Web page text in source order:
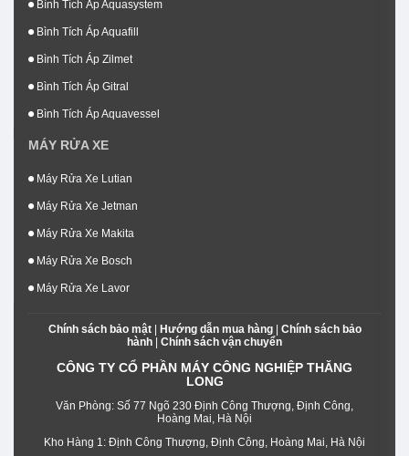
Bình Tích Áp Aquasystem
Bình Tích Áp Aquafill
Bình Tích Áp Zilmet
Bình Tích Áp Gitral
Bình Tích Áp Aquavessel
MÁY RỬA XE
Máy Rửa Xe Lutian
Máy Rửa Xe Jetman
Máy Rửa Xe Makita
Máy Rửa Xe Bosch
Máy Rửa Xe Lavor
Chính sách bảo mật| Hướng dẫn mua hàng| Chính sách bảo
hành
Chính sách vận chuyển
CÔNG TY CỔ PHẦN MÁY CÔNG NGHIỆP THĂNG
LONG
Văn Phòng: Số 77 Ngõ 230 Định Công Thượng, Định Công,
Hoàng Mai, Hà Nội
Kho Hàng 1: Định Công Thượng, Định Công, Hoàng Mai, Hà Nội